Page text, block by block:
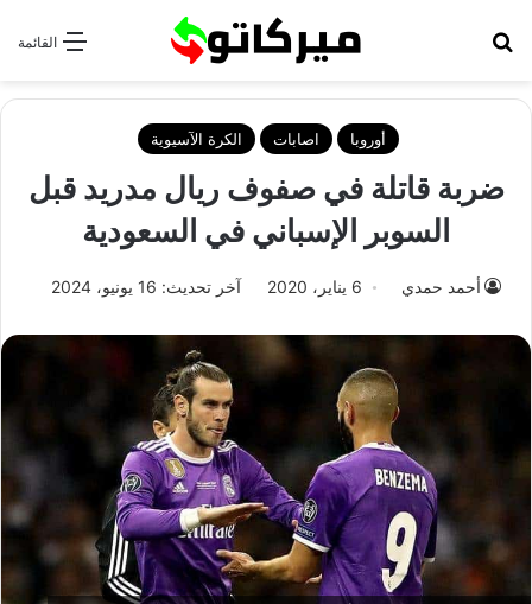
القائمة
أوروبا اصابات الكرة الآسيوية
ضربة قاتلة في صفوف ريال مدريد قبل
السوبر الإسباني في السعودية
أحمد حمدي 6 يناير، 2020 آخر تحديث: 16 يونيو، 2024